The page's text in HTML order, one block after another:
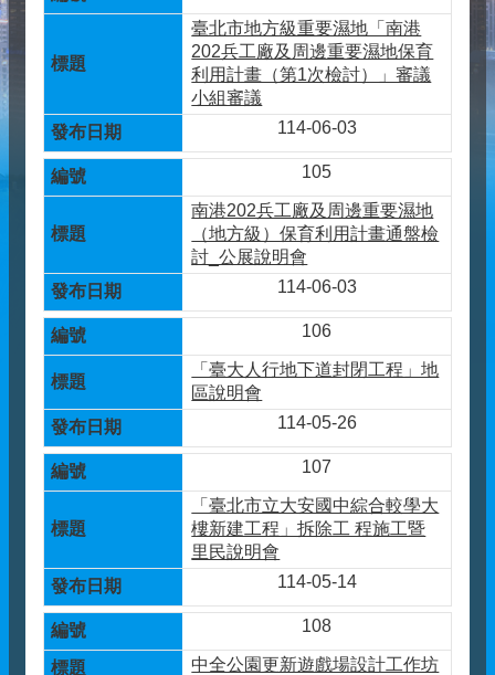
臺北市地方級重要濕地「南港
202兵工廠及周邊重要濕地保育
利用計畫（第1次檢討）」審議
小組審議
114-06-03
105
南港202兵工廠及周邊重要濕地
（地方級）保育利用計畫通盤檢
討_公展說明會
114-06-03
106
「臺大人行地下道封閉工程」地
區說明會
114-05-26
107
「臺北市立大安國中綜合較學大
樓新建工程」拆除工 程施工暨
里民說明會
114-05-14
108
中全公園更新遊戲場設計工作坊